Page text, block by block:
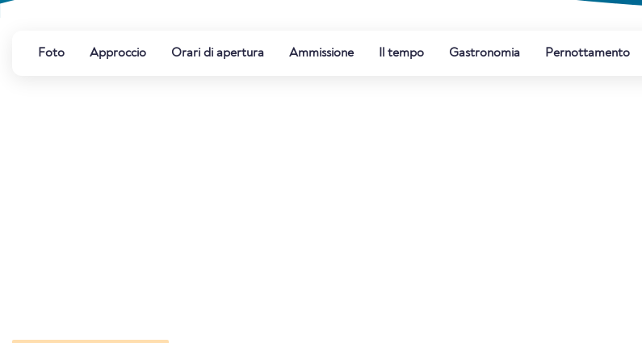
Foto Approccio Orari di apertura Ammissione Il tempo Gastronomia Pernottamento